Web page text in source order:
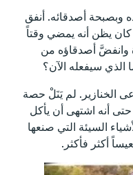
وبصبحة أصدقائه. أنفق
كان يظن أنه يمضي وقتاً
وانفضَّ أصدقاؤه من
سيفعله الآن؟
الخنازير. لم يَنَلْ حصة
أنه اشتهى أن يأكل
السيئة التي صنعها
أكثر فأكثر.